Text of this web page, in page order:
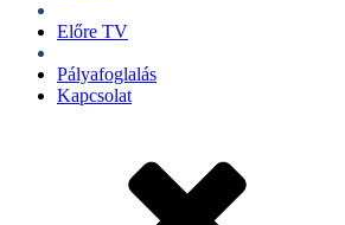
Előre TV
Pályafoglalás
Kapcsolat